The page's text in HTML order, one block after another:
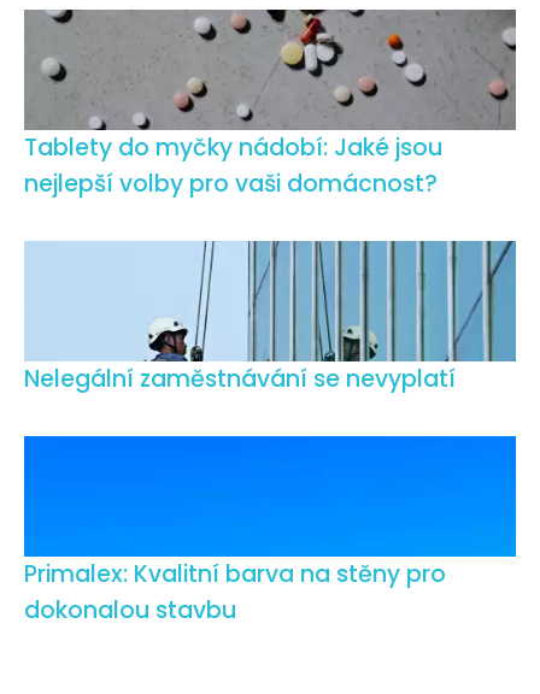
Tablety do myčky nádobí: Jaké jsou
nejlepší volby pro vaši domácnost?
Nelegální zaměstnávání se nevyplatí
Primalex: Kvalitní barva na stěny pro
dokonalou stavbu